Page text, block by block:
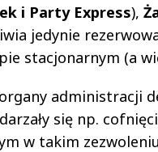
i Party Express),
jedynie
stacjonarnym (a
administracji
się np.
w takim